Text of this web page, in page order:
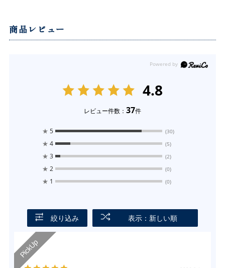
商品レビュー
4.8
レビュー件数： 37件
★ 5 (30)
★ 4 (5)
★ 3 (2)
★ 2 (0)
★ 1 (0)
絞り込み 表示：新しい順